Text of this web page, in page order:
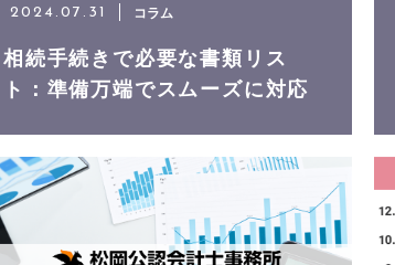
ニュース
コンテンツ
お問い合わせ
2024.07.31 コラム
相続手続きで必要な書類リス
ト：準備万端でスムーズに対応